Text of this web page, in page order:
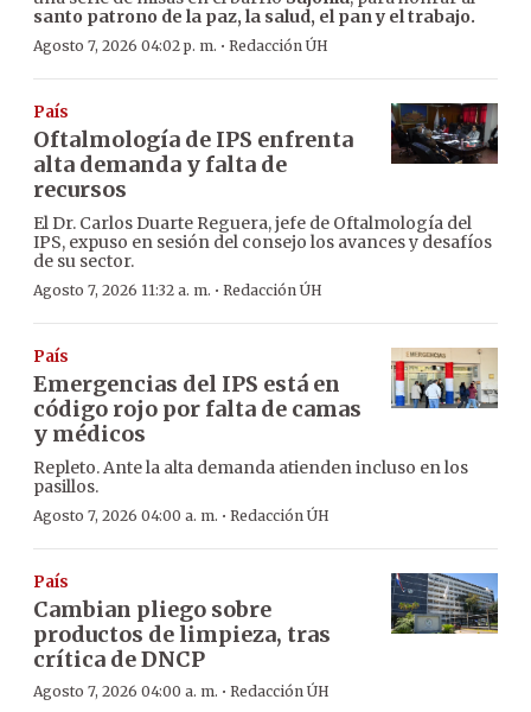
santo patrono de la paz, la salud, el pan y el trabajo.
Agosto 7, 2026 04:02 p. m. · Redacción ÚH
País
Oftalmología de IPS enfrenta
alta demanda y falta de
recursos
El Dr. Carlos Duarte Reguera, jefe de Oftalmología del
IPS, expuso en sesión del consejo los avances y desafíos
de su sector.
Agosto 7, 2026 11:32 a. m. · Redacción ÚH
País
Emergencias del IPS está en
código rojo por falta de camas
y médicos
Repleto. Ante la alta demanda atienden incluso en los
pasillos.
Agosto 7, 2026 04:00 a. m. · Redacción ÚH
País
Cambian pliego sobre
productos de limpieza, tras
crítica de DNCP
Agosto 7, 2026 04:00 a. m. · Redacción ÚH